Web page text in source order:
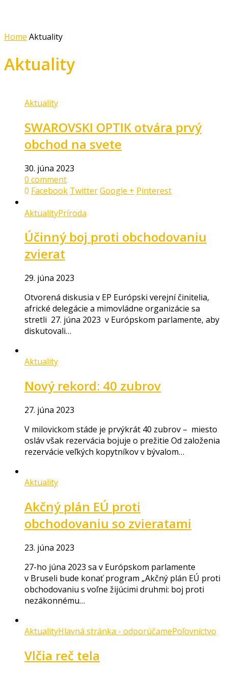
Home Aktuality
Aktuality
Aktuality
SWAROVSKI OPTIK otvára prvý
obchod na svete
30. júna 2023
0 comment
0 Facebook TwitterGoogle + Pinterest
AktualityPríroda
Účinný boj proti obchodovaniu
zvierat
29. júna 2023
Otvorená diskusia v EP Európski verejní činitelia,
africké delegácie a mimovládne organizácie sa
stretli 27. júna 2023 v Európskom parlamente, aby
diskutovali…
Aktuality
Nový rekord: 40 zubrov
27. júna 2023
V milovickom stáde je prvýkrát 40 zubrov – miesto
osláv však rezervácia bojuje o prežitie Od založenia
rezervácie veľkých kopytníkov v bývalom…
Aktuality
Akčný plán EÚ proti
obchodovaniu so zvieratami
23. júna 2023
27-ho júna 2023 sa v Európskom parlamente
v Bruseli bude konať program „Akčný plán EÚ proti
obchodovaniu s voľne žijúcimi druhmi: boj proti
nezákonnému…
AktualityHlavná stránka - odporúčamePoľovníctvo
Vlčia reč tela